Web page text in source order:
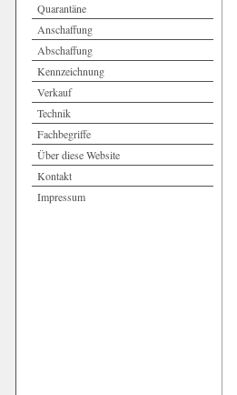
Quarantäne
Anschaffung
Abschaffung
Kennzeichnung
Verkauf
Technik
Fachbegriffe
Über diese Website
Kontakt
Impressum